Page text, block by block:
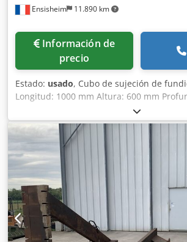
Ensisheim 11.890 km
Información de
precio
Estado: usado, Cubo de sujeción de
Longitud: 1000 mm Altura: 600 mm
Dimensiones de ranuras en T: 38 x 22
kg Codjzmw S Iopfx Aanerf